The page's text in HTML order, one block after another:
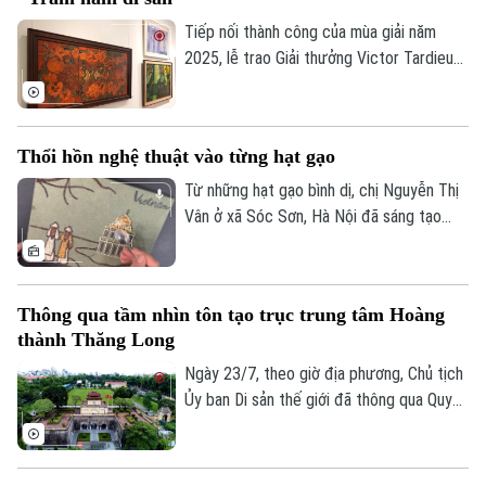
Quần vợt
Golf
Tin tức
Sao
Âm nhạc
Đã phát sóng
họa sĩ Lê Thiết Cương được tiếp nối bằng
góc nhìn sáng tạo của thế hệ trẻ.
Tiếp nối thành công của mùa giải năm
2025, lễ trao Giải thưởng Victor Tardieu
thuật Việt Nam.
Thổi hồn nghệ thuật vào từng hạt gạo
Từ những hạt gạo bình dị, chị Nguyễn Thị
Vân ở xã Sóc Sơn, Hà Nội đã sáng tạo
của dân tộc.
Thông qua tầm nhìn tôn tạo trục trung tâm Hoàng
thành Thăng Long
Ngày 23/7, theo giờ địa phương, Chủ tịch
Ủy ban Di sản thế giới đã thông qua Quyết